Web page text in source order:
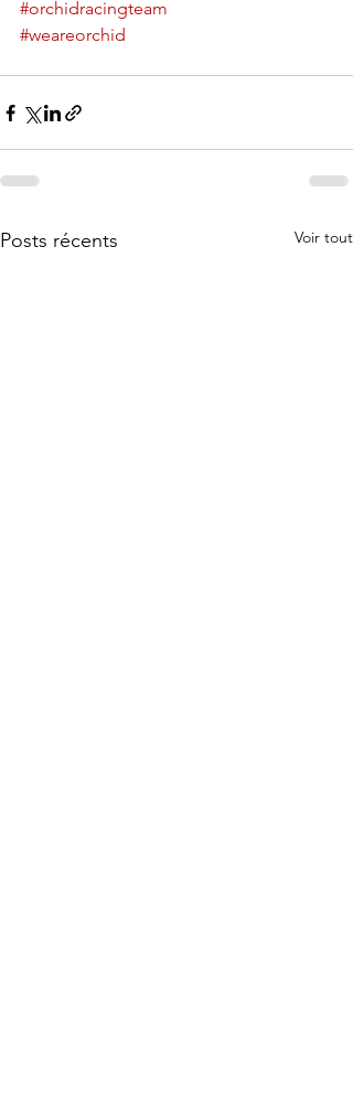
#orchidracingteam
#weareorchid
Posts récents Voir tout